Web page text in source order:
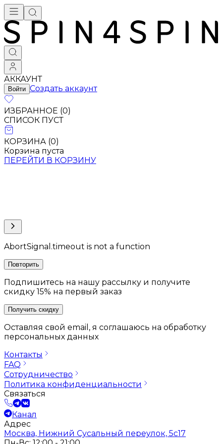
АККАУНТ
Войти Создать аккаунт
ИЗБРАННОЕ (0)
СПИСОК ПУСТ
КОРЗИНА (0)
Корзина пуста
ПЕРЕЙТИ В КОРЗИНУ
AbortSignal.timeout is not a function
Повторить
Подпишитесь на нашу рассылку и получите
скидку 15% на первый заказ
Получить скидку
Оставляя свой email, я соглашаюсь на обработку
персональных данных
Контакты
FAQ
Сотрудничество
Политика конфиденциальности
Связаться
Канал
Адрес
Москва, Нижний Сусальный переулок, 5с17